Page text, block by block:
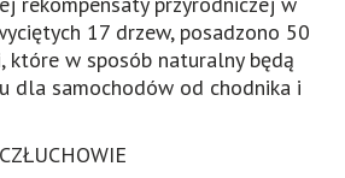
17 drzew, posadzono 50
które w sposób naturalny będą
dla samochodów od chodnika i